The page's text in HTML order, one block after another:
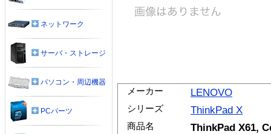
メーカー LENOVO
シリーズ ThinkPad X
商品名
ThinkPad X61,
ネットワーク
サーバ・ストレージ
パソコン・周辺機器
PCパーツ